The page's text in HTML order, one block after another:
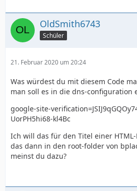
OldSmith6743
Schüler
21. Februar 2020 um 20:24
Was würdest du mit diesem Code
man soll es in die dns-configuration
google-site-
UorPH5hi68-kl4Bc
Ich will das für den Titel einer
das dann in den root-folder von
meinst du dazu?